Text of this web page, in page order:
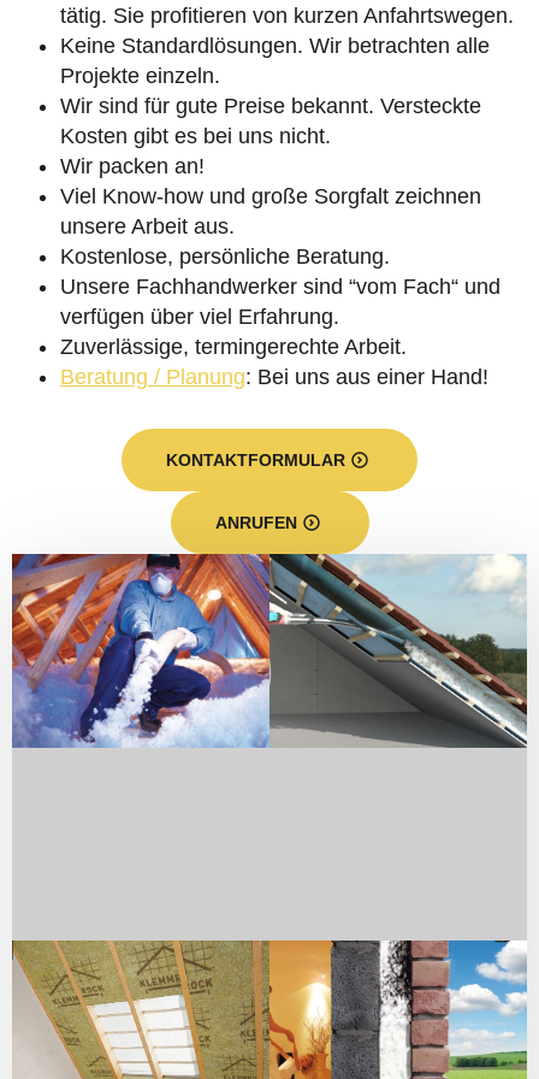
tätig. Sie profitieren von kurzen Anfahrtswegen.
Keine Standardlösungen. Wir betrachten alle
Projekte einzeln.
Wir sind für gute Preise bekannt. Versteckte
Kosten gibt es bei uns nicht.
Wir packen an!
Viel Know-how und große Sorgfalt zeichnen
unsere Arbeit aus.
Kostenlose, persönliche Beratung.
Unsere Fachhandwerker sind “vom Fach“ und
verfügen über viel Erfahrung.
Zuverlässige, termingerechte Arbeit.
Beratung / Planung: Bei uns aus einer Hand!
KONTAKTFORMULAR
ANRUFEN